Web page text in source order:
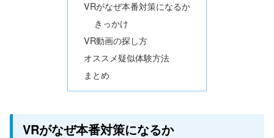
VRがなぜ本番対策になるか
きっかけ
VR動画の探し方
オススメ疑似体験方法
まとめ
VRがなぜ本番対策になるか